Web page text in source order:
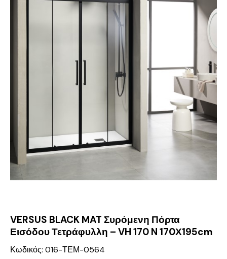
VERSUS BLACK MAT Συρόμενη Πόρτα
Εισόδου Τετράφυλλη – VH 170 N 170Χ195cm
Κωδικός: 016-ΤΕΜ-0564